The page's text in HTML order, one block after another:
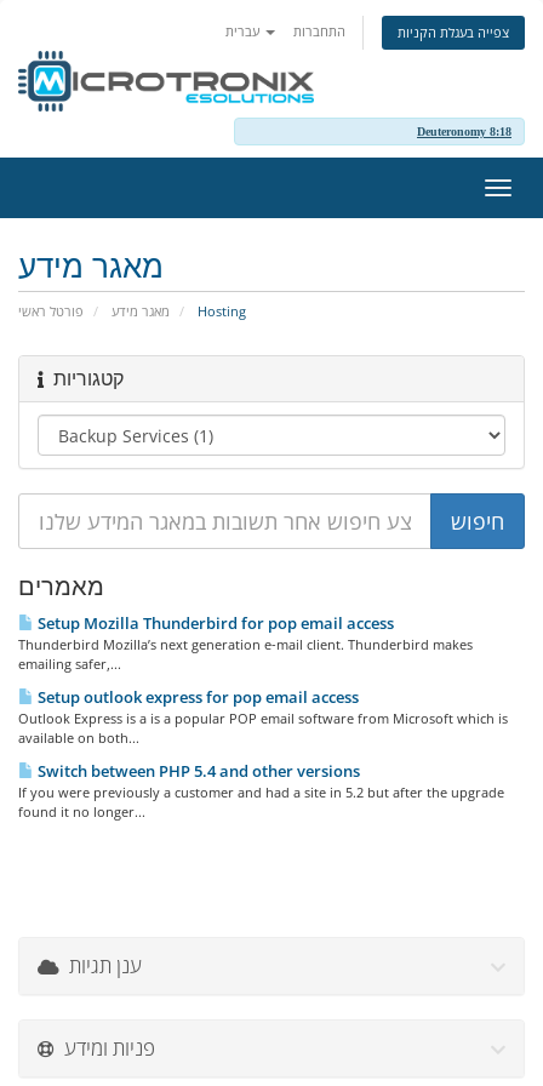
התחברות צפייה בעגלת הקניות
Deuteronomy 8:18
ניווט
מאגר מידע
פורטל ראשי מאגר מידע Hosting
קטגוריות
מאמרים
Setup Mozilla Thunderbird for pop email access
Thunderbird Mozilla’s next generation e-mail client. Thunderbird makes
emailing safer,...
Setup outlook express for pop email access
Outlook Express is a is a popular POP email software from Microsoft which is
available on both...
Switch between PHP 5.4 and other versions
If you were previously a customer and had a site in 5.2 but after the upgrade
found it no longer...
ענן תגיות
פניות ומידע